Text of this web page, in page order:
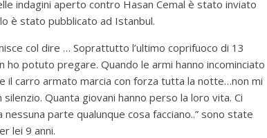
indagini aperto contro Hasan Cemal è stato inviato
è stato pubblicato ad Istanbul.
col dire … Soprattutto l’ultimo coprifuoco di 13
potuto pregare. Quando le armi hanno incominciato
il carro armato marcia con forza tutta la notte…non mi
Quanta giovani hanno perso la loro vita. Ci
parte qualunque cosa facciano..” sono state
lei 9 anni.